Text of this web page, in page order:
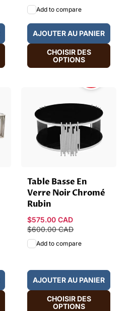
Add to compare
AJOUTER AU PANIER
CHOISIR DES
OPTIONS
HOT
Table Basse En
Verre Noir Chromé
Rubin
Prix
promotionnel
$575.00 CAD
$600.00 CAD
Add to compare
AJOUTER AU PANIER
CHOISIR DES
OPTIONS